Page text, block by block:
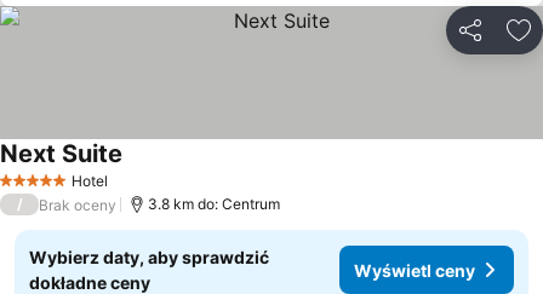
5 KategoriaHotel
Next Suite
/ Brak oceny 3.8 km do: Centrum
Wybierz daty, aby sprawdzić
dokładne ceny
Wyświetl ceny